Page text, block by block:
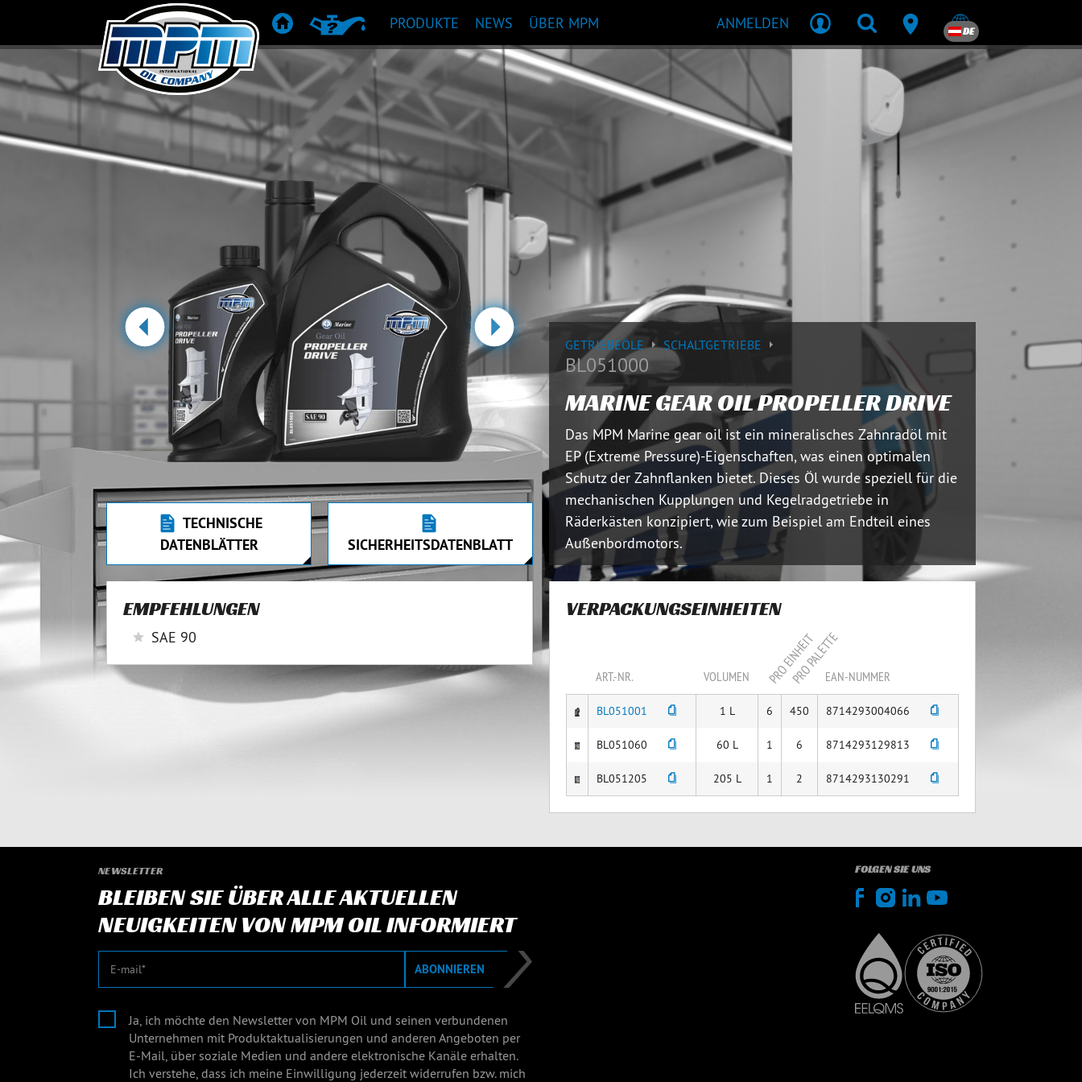
STARTSEITEPRODUKTEMPFEHLUNG
PRODUKTE NEWS ÜBER MPM ANMELDEN DE
vorige nächste
TECHNISCHE
DATENBLÄTTER
SICHERHEITSDATENBLATT
GETRIEBEÖLE SCHALTGETRIEBE
BL051000
MARINE GEAR OIL PROPELLER DRIVE
Das MPM Marine gear oil ist ein mineralisches Zahnradöl mit
EP (Extreme Pressure)-Eigenschaften, was einen optimalen
Schutz der Zahnflanken bietet. Dieses Öl wurde speziell für die
mechanischen Kupplungen und Kegelradgetriebe in
Räderkästen konzipiert, wie zum Beispiel am Endteil eines
Außenbordmotors.
EMPFEHLUNGEN
SAE 90
VERPACKUNGSEINHEITEN
ART.-NR. VOLUMEN PRO EINHEIT
PRO PALETTEEAN-NUMMER
BL051001 1 L 6 450 8714293004066
BL051060 60 L 1 6 8714293129813
BL051205 205 L 1 2 8714293130291
NEWSLETTER
BLEIBEN SIE ÜBER ALLE AKTUELLEN
NEUIGKEITEN VON MPM OIL INFORMIERT
E-Mail ABONNIEREN
Ja, ich möchte den Newsletter von MPM Oil und seinen verbundenen
Unternehmen mit Produktaktualisierungen und anderen Angeboten per
E-Mail, über soziale Medien und andere elektronische Kanäle erhalten.
Ich verstehe, dass ich meine Einwilligung jederzeit widerrufen bzw. mich
FOLGEN SIE UNS